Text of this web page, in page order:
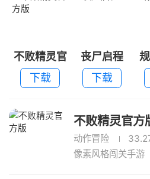
不败精灵官
方版
下载
丧尸启程
下载
不败精灵官方
动作冒险
像素风格闯关手游